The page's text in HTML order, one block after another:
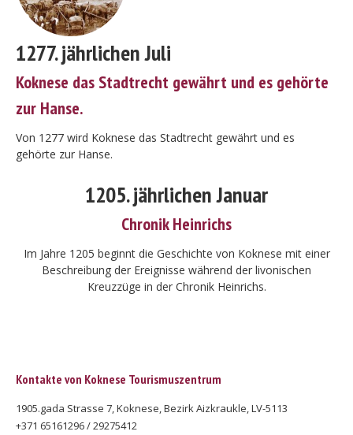
1277. jährlichen Juli
Koknese das Stadtrecht gewährt und es gehörte
zur Hanse.
Von 1277 wird Koknese das Stadtrecht gewährt und es
gehörte zur Hanse.
1205. jährlichen Januar
Chronik Heinrichs
Im Jahre 1205 beginnt die Geschichte von Koknese mit einer
Beschreibung der Ereignisse während der livonischen
Kreuzzüge in der Chronik Heinrichs.
Kontakte von Koknese Tourismuszentrum
1905.gada Strasse 7, Koknese, Bezirk Aizkraukle, LV-5113
+371 65161296 / 29275412